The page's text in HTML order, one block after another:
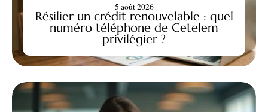
Résilier un crédit renouvelable : quel
numéro téléphone de Cetelem
privilégier ?
5 août 2026